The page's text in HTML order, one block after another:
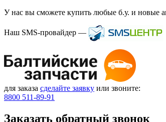
У нас вы сможете купить любые б.у. и новые
Наш SMS-провайдер —
для заказа сделайте заявку или звоните:
8800 511-89-91
Заказать обратный звонок